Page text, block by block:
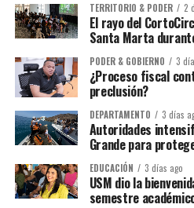
TERRITORIO & PODER 2
El rayo del
Santa Marta
PODER & GOBIERNO 3
¿Proceso fiscal
preclusión?
DEPARTAMENTO 3 días
Autoridades
Grande para
EDUCACIÓN 3 días ago
USM dio la
semestre